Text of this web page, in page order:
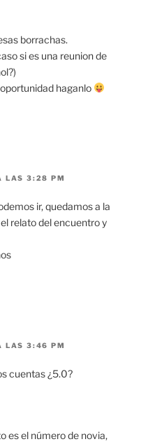
borrachas.
si es una reunion de
haganlo
LAS 3:28 PM
ir, quedamos a la
relato del encuentro y
LAS 3:46 PM
cuentas ¿5.0?
es el número de novia,